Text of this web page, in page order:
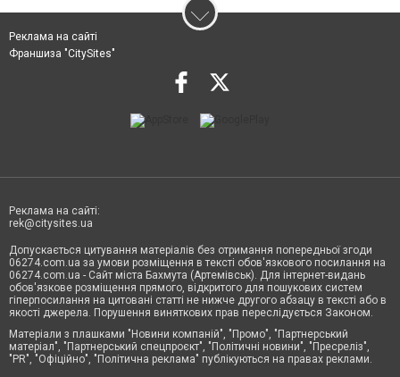
Реклама на сайті
Франшиза "CitySites"
Реклама на сайті:
rek@citysites.ua
Допускається цитування матеріалів без отримання попередньої згоди
06274.com.ua за умови розміщення в тексті обов'язкового посилання на
06274.com.ua - Сайт міста Бахмута (Артемівськ). Для інтернет-видань
обов'язкове розміщення прямого, відкритого для пошукових систем
гіперпосилання на цитовані статті не нижче другого абзацу в тексті або в
якості джерела. Порушення виняткових прав переслідується Законом.
Матеріали з плашками "Новини компаній", "Промо", "Партнерський
матеріал", "Партнерський спецпроєкт", "Політичні новини", "Пресреліз",
"PR", "Офіційно", "Політична реклама" публікуються на правах реклами.